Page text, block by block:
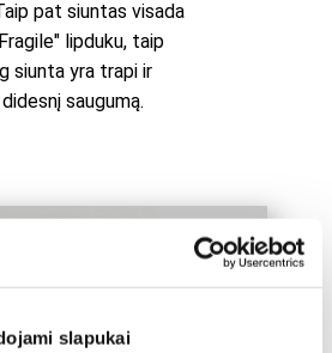
slapukai
pat siuntas visada
lipduku, taip
siunta yra trapi ir
saugumą.